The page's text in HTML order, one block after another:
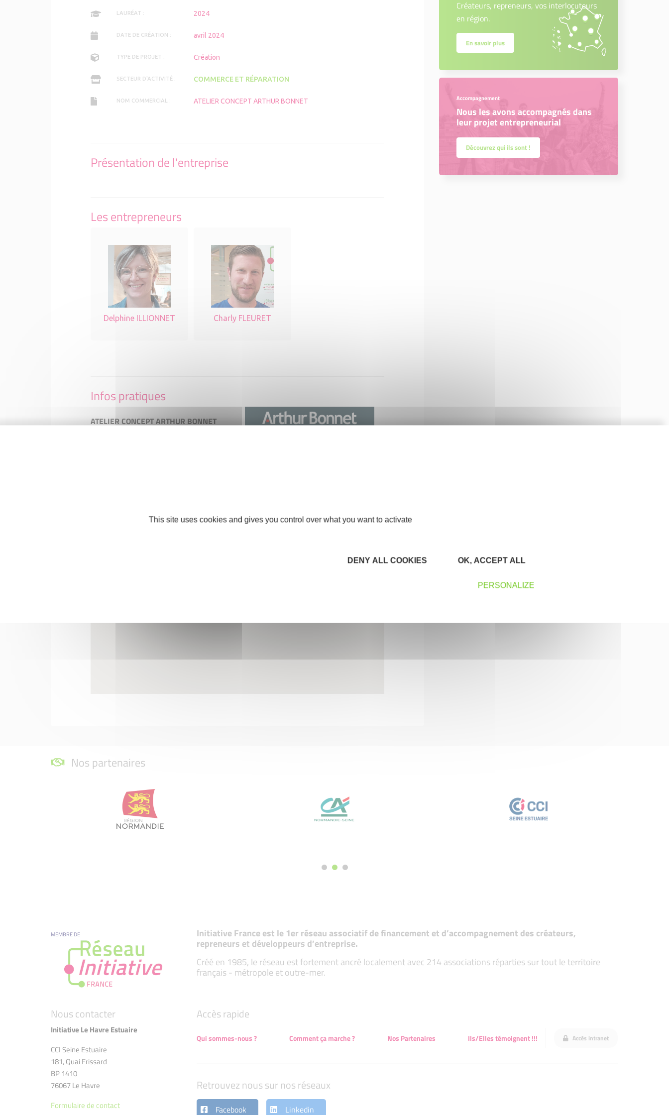
LAURÉAT : 2024
DATE DE CRÉATION : avril 2024
TYPE DE PROJET : Création
SECTEUR D'ACTIVITÉ : COMMERCE ET RÉPARATION
NOM COMMERCIAL : ATELIER CONCEPT ARTHUR BONNET
Présentation de l'entreprise
Les entrepreneurs
Delphine ILLIONNET Charly FLEURET
Infos pratiques
ATELIER CONCEPT ARTHUR BONNET
Créateurs, repreneurs, vos interlocuteurs
en région.
En savoir plus
Accompagnement
Nous les avons accompagnés dans
leur projet entrepreneurial
Découvrez qui ils sont !
Nos partenaires
MEMBRE DE Initiative France est le 1er réseau associatif de financement et d’accompagnement des créateurs,
repreneurs et développeurs d’entreprise.
Créé en 1985, le réseau est fortement ancré localement avec 214 associations réparties sur tout le territoire
français - métropole et outre-mer.
Nous contacter
Initiative Le Havre Estuaire
CCI Seine Estuaire
181, Quai Frissard
BP 1410
76067 Le Havre
Formulaire de contact
Accès rapide
Qui sommes-nous ? Comment ça marche ? Nos Partenaires Ils/Elles témoignent !!! Accès intranet
Retrouvez nous sur nos réseaux
Facebook Linkedin
This site uses cookies and gives you control over what you want to activate
OK, ACCEPT ALL
DENY ALL COOKIES
PERSONALIZE